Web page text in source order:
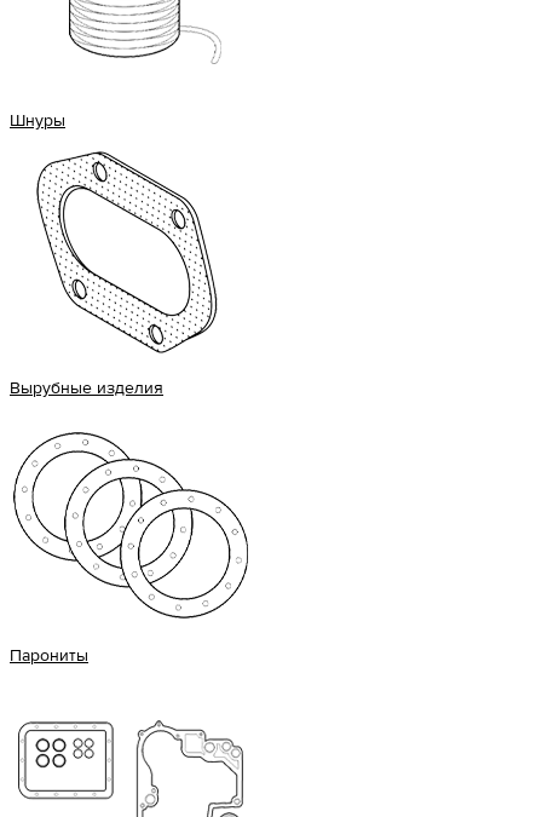
Шнуры
Вырубные изделия
Парониты